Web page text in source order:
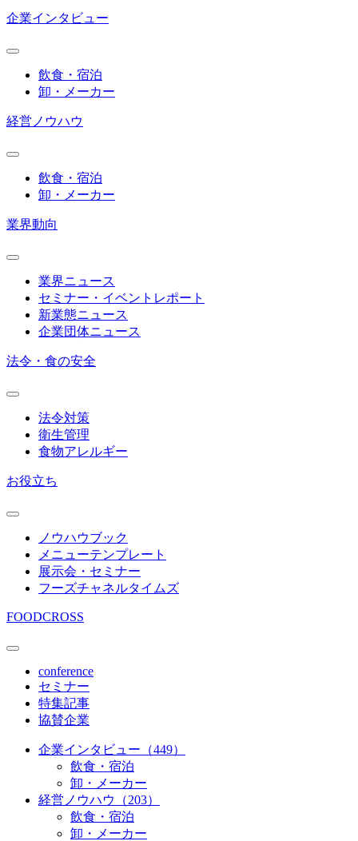
企業インタビュー
飲食・宿泊
卸・メーカー
経営ノウハウ
飲食・宿泊
卸・メーカー
業界動向
業界ニュース
セミナー・イベントレポート
新業態ニュース
企業団体ニュース
法令・食の安全
法令対策
衛生管理
食物アレルギー
お役立ち
ノウハウブック
メニューテンプレート
展示会・セミナー
フーズチャネルタイムズ
FOODCROSS
conference
セミナー
特集記事
協賛企業
企業インタビュー（449）
飲食・宿泊
卸・メーカー
経営ノウハウ（203）
飲食・宿泊
卸・メーカー